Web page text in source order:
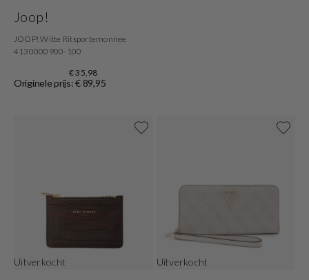
Joop!
JOOP! Witte Ritsportemonnee
4130000900-100
€ 35,98
Originele prijs: € 89,95
Uitverkocht Uitverkocht